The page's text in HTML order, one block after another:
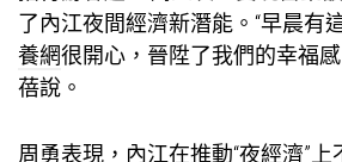
了內江夜間經濟新潛能。“早晨有
養網很開心，晉陞了我們的幸福
蓓說。
周勇表現，內江在推動“夜經濟”